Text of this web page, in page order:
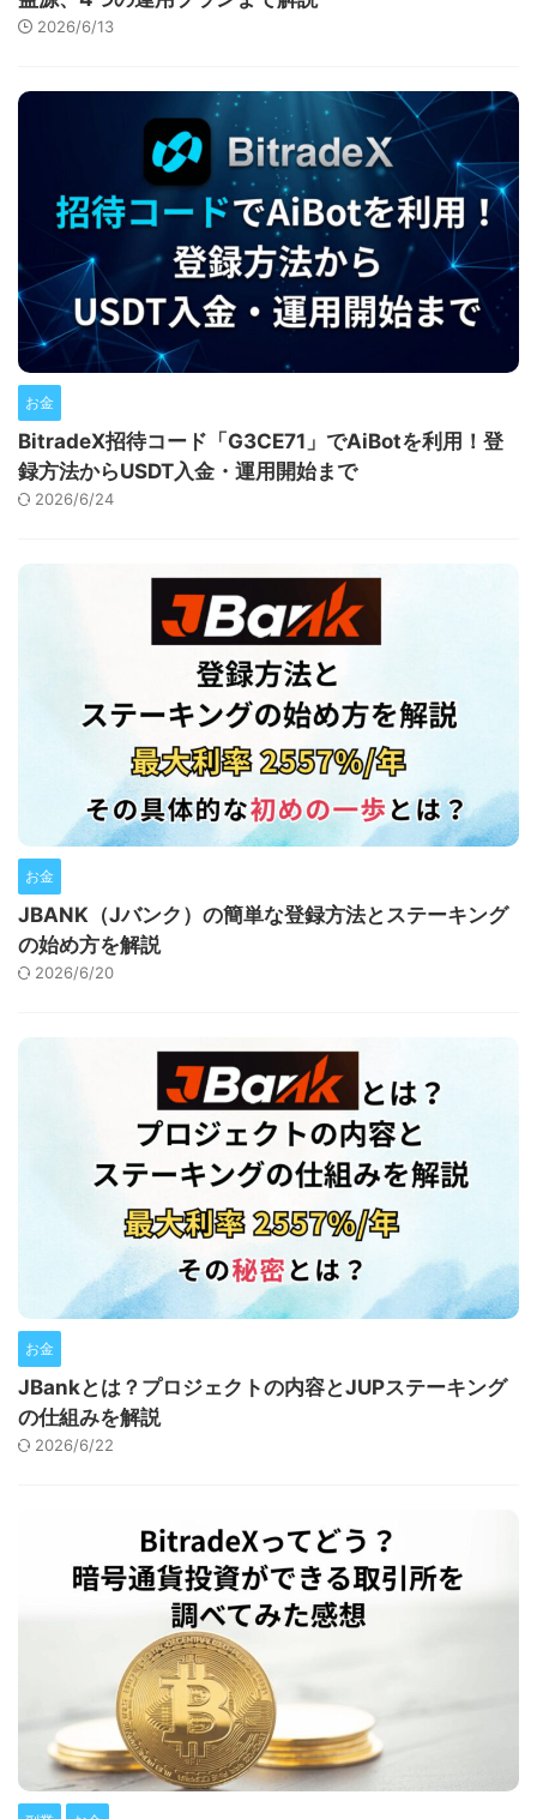
2026/6/13
お金
BitradeX招待コード「G3CE71」でAiBotを利用！登
録方法からUSDT入金・運用開始まで
2026/6/24
お金
JBANK（Jバンク）の簡単な登録方法とステーキング
の始め方を解説
2026/6/20
お金
JBankとは？プロジェクトの内容とJUPステーキング
の仕組みを解説
2026/6/22